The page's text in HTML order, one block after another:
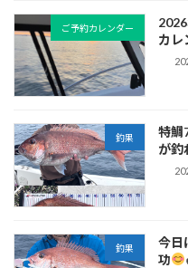
ご予約カレンダー
カレ
釣果
特鯛
が釣
釣果
今日
功